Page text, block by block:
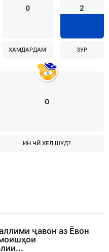
0
ҲАМДАРДАМ
2
ЗУР
0
ИН ЧӢ ХЕЛ ШУД?
ҷавон аз Ёвон